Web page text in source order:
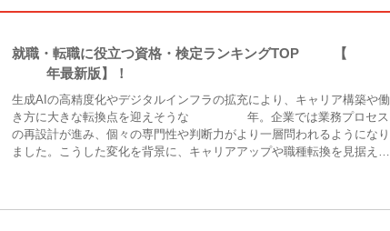
就職・転職に役立つ資格・検定ランキングTOP30【20
26年最新版】！
生成AIの高精度化やデジタルインフラの拡充により、キャリア構築や働
き方に大きな転換点を迎えそうな2026年。企業では業務プロセス
の再設計が進み、個々の専門性や判断力がより一層問われるようになり
ました。こうした変化を背景に、キャリアアップや職種転換を見据えて